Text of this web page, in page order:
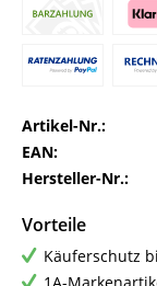
Artikel-Nr.:
EAN:
Hersteller-Nr.:
Vorteile
Käuferschutz